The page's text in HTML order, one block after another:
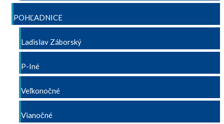
POHĽADNICE
Ladislav Záborský
P-Iné
Veľkonočné
Vianočné